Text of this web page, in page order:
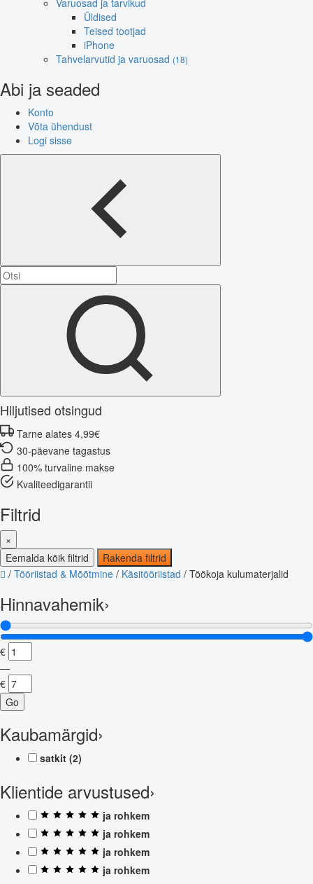
Üldised
Teised tootjad
iPhone
Tahvelarvutid ja varuosad (18)
Abi ja seaded
Konto
Võta ühendust
Logi sisse
Hiljutised otsingud
Tarne alates 4,99€
30-päevane tagastus
100% turvaline makse
Kvaliteedigarantii
Filtrid
×
Eemalda kõik filtrid
Rakenda filtrid
/ Tööriistad & Mõõtmine / Käsitööriistad / Töökoja kulumaterjalid
Hinnavahemik›
€
—
€
Go
Kaubamärgid›
satkit (2)
Klientide arvustused›
ja rohkem
ja rohkem
ja rohkem
ja rohkem